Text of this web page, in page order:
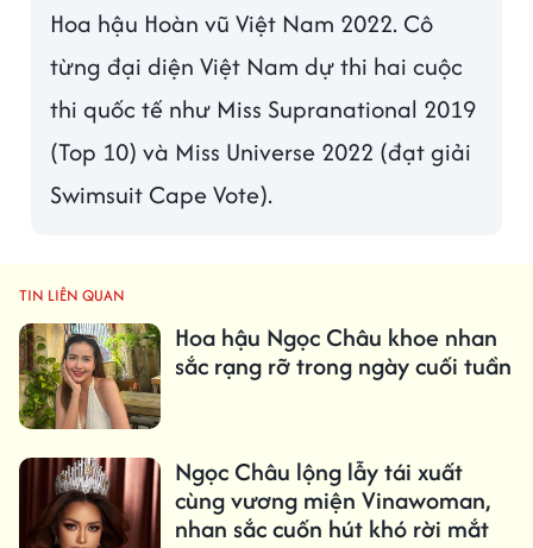
Hoa hậu Hoàn vũ Việt Nam 2022. Cô
từng đại diện Việt Nam dự thi hai cuộc
thi quốc tế như Miss Supranational 2019
(Top 10) và Miss Universe 2022 (đạt giải
Swimsuit Cape Vote).
TIN LIÊN QUAN
Hoa hậu Ngọc Châu khoe nhan
sắc rạng rỡ trong ngày cuối tuần
Ngọc Châu lộng lẫy tái xuất
cùng vương miện Vinawoman,
nhan sắc cuốn hút khó rời mắt